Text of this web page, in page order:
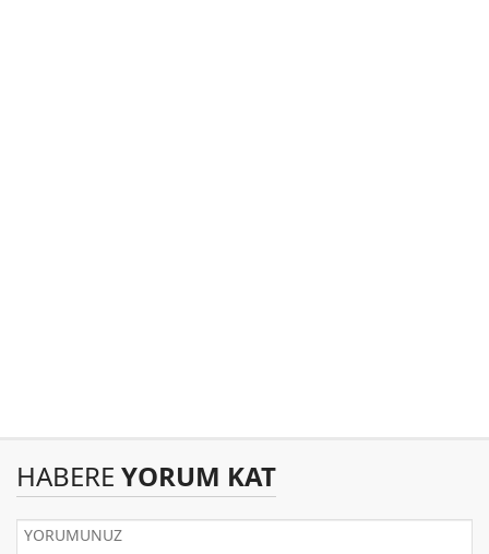
HABERE YORUM KAT